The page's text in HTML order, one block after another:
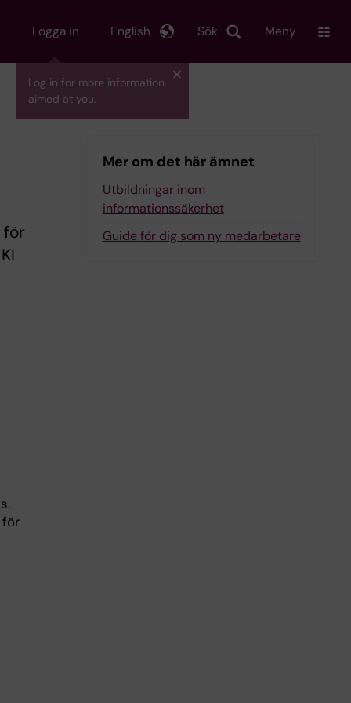
Logga in
Log in for more information
aimed at you.
Sök
English Meny
för
för
Mer om det här ämnet
Utbildningar inom
informationssäkerhet
Guide för dig som ny medarbetare